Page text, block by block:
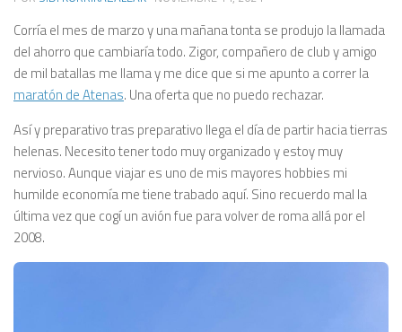
Corría el mes de marzo y una mañana tonta se produjo la llamada
del ahorro que cambiaría todo. Zigor, compañero de club y amigo
de mil batallas me llama y me dice que si me apunto a correr la
maratón de Atenas. Una oferta que no puedo rechazar.
Así y preparativo tras preparativo llega el día de partir hacia tierras
helenas. Necesito tener todo muy organizado y estoy muy
nervioso. Aunque viajar es uno de mis mayores hobbies mi
humilde economía me tiene trabado aquí. Sino recuerdo mal la
última vez que cogí un avión fue para volver de roma allá por el
2008.